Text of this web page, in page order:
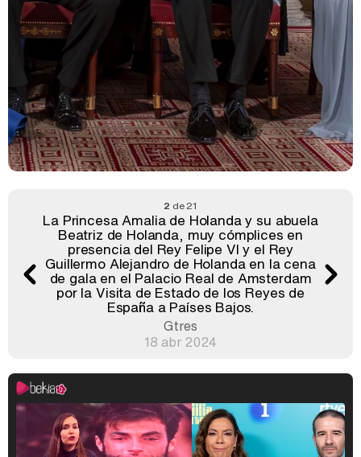
2 de 21
La Princesa Amalia de Holanda y su abuela
Beatriz de Holanda, muy cómplices en
presencia del Rey Felipe VI y el Rey
Guillermo Alejandro de Holanda en la cena
de gala en el Palacio Real de Amsterdam
por la Visita de Estado de los Reyes de
España a Países Bajos.
Gtres
18 abr 2024